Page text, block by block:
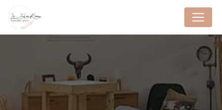
Panneau de gestion des cookies